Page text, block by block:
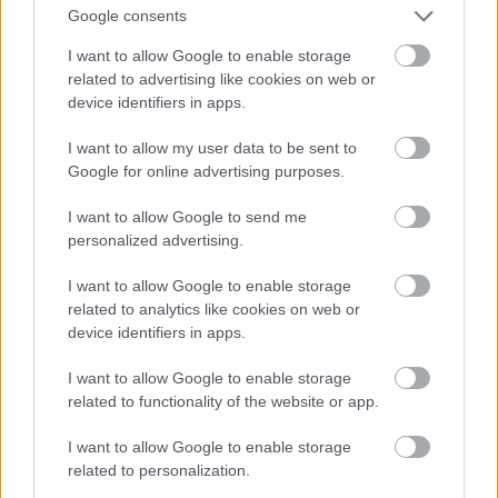
Google consents
I want to allow Google to enable storage
related to advertising like cookies on web or
device identifiers in apps.
I want to allow my user data to be sent to
Google for online advertising purposes.
I want to allow Google to send me
personalized advertising.
I want to allow Google to enable storage
related to analytics like cookies on web or
device identifiers in apps.
I want to allow Google to enable storage
related to functionality of the website or app.
I want to allow Google to enable storage
related to personalization.
Folyamatban lévő és tervezett munkák,
képregények ?
- Rengeteg ötletem van, idén összeírtam: tizenkilenc
valamilyen tempóban.
- Régóta dolgozom egy komolyabb, modern
hasonmás-regényen, ami jelenleg körülbelül 40%-ig
mindig félreteszem egyéb munkák miatt. Annak a
megírásához egyszerűen más tudatállapot
- A díjazott kisfilm-ötlet megtetszett egy
producernek, aki nagyjáték filmet készítene belőle.